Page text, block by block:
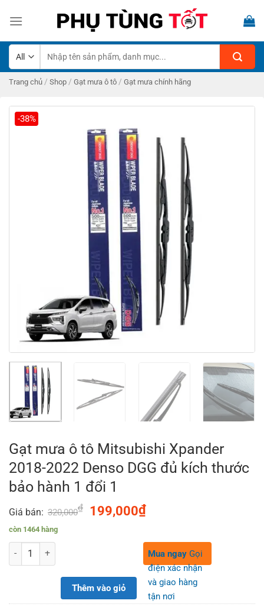
kiếm:
Trang chủ / Shop / Gạt mưa ô tô / Gạt mưa chính hãng
-38%
Gạt mưa ô tô Mitsubishi Xpander
2018-2022 Denso DGG đủ kích thước
bảo hành 1 đổi 1
Giá bán: 320,000₫
Original
320,000₫.
199,000₫Current
199,000₫.
còn 1464 hàng
Số lượng
Thêm vào giỏ
Mua ngay Gọi
điện xác nhận
và giao hàng
tận nơi